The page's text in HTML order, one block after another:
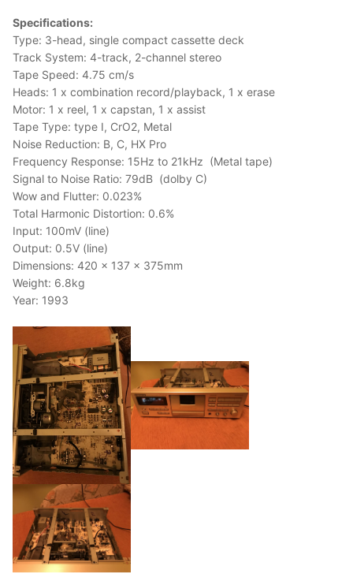
Specifications:
Type: 3-head, single compact cassette deck
Track System: 4-track, 2-channel stereo
Tape Speed: 4.75 cm/s
Heads: 1 x combination record/playback, 1 x erase
Motor: 1 x reel, 1 x capstan, 1 x assist
Tape Type: type I, CrO2, Metal
Noise Reduction: B, C, HX Pro
Frequency Response: 15Hz to 21kHz (Metal tape)
Signal to Noise Ratio: 79dB (dolby C)
Wow and Flutter: 0.023%
Total Harmonic Distortion: 0.6%
Input: 100mV (line)
Output: 0.5V (line)
Dimensions: 420 x 137 x 375mm
Weight: 6.8kg
Year: 1993